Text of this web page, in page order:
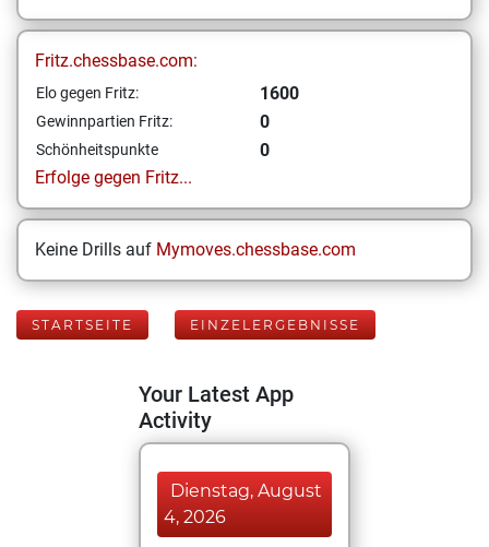
Fritz.chessbase.com:
Elo gegen Fritz: 1600
Gewinnpartien Fritz: 0
Schönheitspunkte
0
Erfolge gegen Fritz...
Keine Drills auf Mymoves.chessbase.com
STARTSEITE EINZELERGEBNISSE
Your Latest App
Activity
Dienstag, August
4, 2026